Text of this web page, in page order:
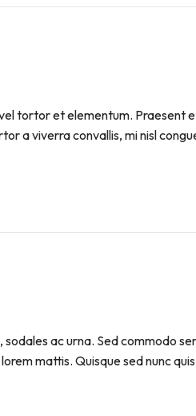
tortor et elementum. Praesent
a viverra convallis, mi nisl
ac urna. Sed commodo
mattis. Quisque sed nunc